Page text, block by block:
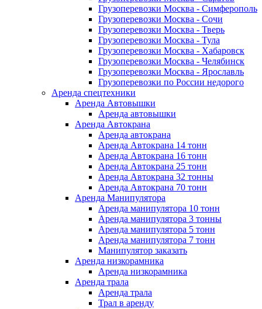
Грузоперевозки Москва - Симферополь
Грузоперевозки Москва - Сочи
Грузоперевозки Москва - Тверь
Грузоперевозки Москва - Тула
Грузоперевозки Москва - Хабаровск
Грузоперевозки Москва - Челябинск
Грузоперевозки Москва - Ярославль
Грузоперевозки по России недорого
Аренда спецтехники
Аренда Автовышки
Аренда автовышки
Аренда Автокрана
Аренда автокрана
Аренда Автокрана 14 тонн
Аренда Автокрана 16 тонн
Аренда Автокрана 25 тонн
Аренда Автокрана 32 тонны
Аренда Автокрана 70 тонн
Аренда Манипулятора
Аренда манипулятора 10 тонн
Аренда манипулятора 3 тонны
Аренда манипулятора 5 тонн
Аренда манипулятора 7 тонн
Манипулятор заказать
Аренда низкорамника
Аренда низкорамника
Аренда трала
Аренда трала
Трал в аренду